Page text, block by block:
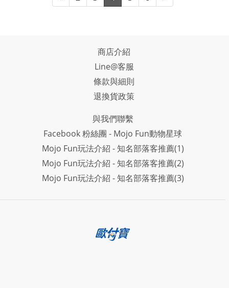
商店介紹
Line@客服
條款與細則
退換貨政策
與我們聯繫
Facebook 粉絲團 - Mojo Fun動物星球
Mojo Fun玩法介紹 - 知名部落客推薦(1)
Mojo Fun玩法介紹 - 知名部落客推薦(2)
Mojo Fun玩法介紹 - 知名部落客推薦(3)